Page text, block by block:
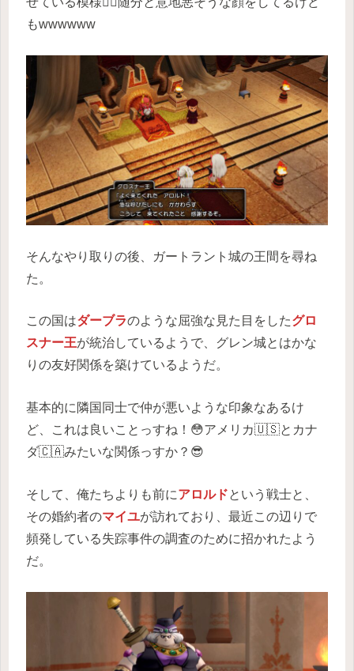
もwwwwww
そんなやり取りの後、ガートラント城の王間を尋ね
た。
この国はダーブラのような屈強な見た目をしたグロ
スナー王が統治しているようで、グレン城とはかな
りの友好関係を築けているようだ。
基本的に隣国同士で仲が悪いような印象なあるけ
ど、これは良いことっすね！😳アメリカ🇺🇸とカナ
ダ🇨🇦みたいな関係っすか？😎
そして、俺たちよりも前にアロルドという戦士と、
その婚約者のマイユが訪れており、最近この辺りで
頻発している失踪事件の調査のために招かれたよう
だ。